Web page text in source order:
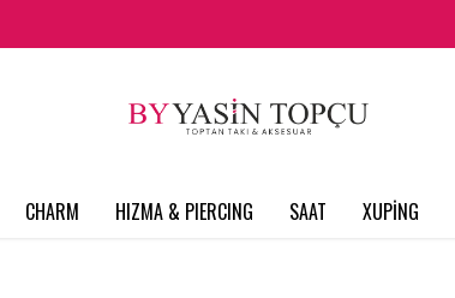
CHARM HIZMA & PIERCING SAAT XUPİNG